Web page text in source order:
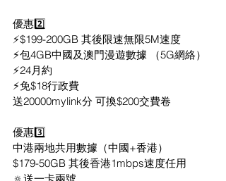
優惠2️⃣
⚡️$199-200GB 其後限速無限5M速度
⚡️包4GB中國及澳門漫遊數據 （5G網絡）
⚡️24月約
⚡️免$18行政費
送20000mylink分 可換$200交費卷
優惠3️⃣
中港兩地共用數據（中國+香港）
$179-50GB 其後香港1mbps速度任用